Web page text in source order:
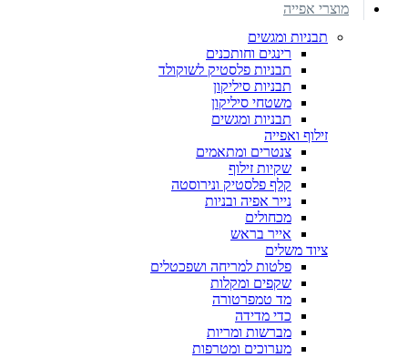
מוצרי אפייה
תבניות ומגשים
רינגים וחותכנים
תבניות פלסטיק לשוקולד
תבניות סיליקון
משטחי סיליקון
תבניות ומגשים
זילוף ואפייה
צנטרים ומתאמים
שקיות זילוף
קלף פלסטיק ונירוסטה
נייר אפיה ובניות
מכחולים
אייר בראש
ציוד משלים
פלטות למריחה ושפכטלים
שקפים ומקלות
מד טמפרטורה
כדי מדידה
מברשות ומריות
מערוכים ומטרפות